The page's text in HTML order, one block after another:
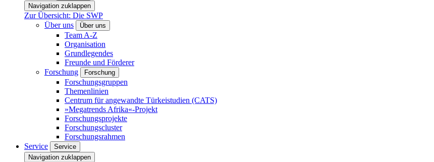
Navigation zuklappen
Zur Übersicht: Die SWP
Über uns
Über uns
Team A-Z
Organisation
Grundlegendes
Freunde und Förderer
Forschung
Forschung
Forschungsgruppen
Themenlinien
Centrum für angewandte Türkeistudien (CATS)
»Megatrends Afrika«-Projekt
Forschungsprojekte
Forschungscluster
Forschungsrahmen
Service
Service
Navigation zuklappen